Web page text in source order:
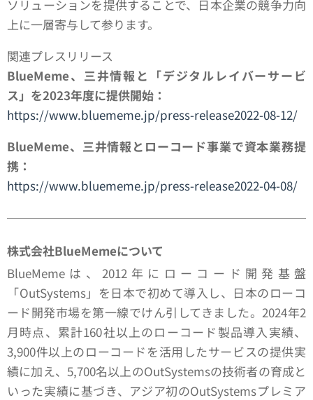
ソリューションを提供することで、日本企業の競争力向
上に一層寄与して参ります。
関連プレスリリース
BlueMeme、三井情報と「デジタルレイバーサービ
ス」を2023年度に提供開始：
https://www.bluememe.jp/press-release2022-08-12/
BlueMeme、三井情報とローコード事業で資本業務提
携：
https://www.bluememe.jp/press-release2022-04-08/
株式会社BlueMemeについて
BlueMemeは、2012年にローコード開発基盤
「OutSystems」を日本で初めて導入し、日本のローコ
ード開発市場を第一線でけん引してきました。2024年2
月時点、累計160社以上のローコード製品導入実績、
3,900件以上のローコードを活用したサービスの提供実
績に加え、5,700名以上のOutSystemsの技術者の育成と
いった実績に基づき、アジア初のOutSystemsプレミア